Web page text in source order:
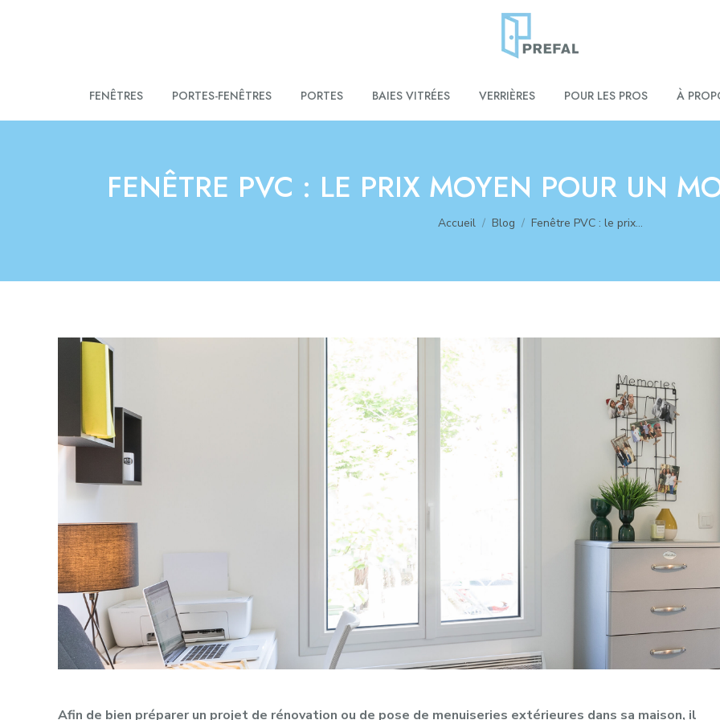
FENÊTRES PORTES-FENÊTRES PORTES BAIES VITRÉES VERRIÈRES POUR LES PROS À
FENÊTRE PVC : LE PRIX MOYEN POUR UN
Vous êtes ici :
Accueil Blog Fenêtre PVC : le prix…
Afin de bien préparer un projet de rénovation ou de pose de menuiseries extérieures dans sa maison, il